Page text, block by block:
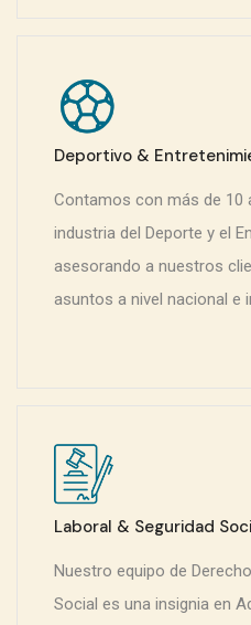
Deportivo &
Contamos con más de 10
industria del Deporte y el
asesorando a nuestros
asuntos a nivel nacional e
Laboral & Seguridad
Nuestro equipo de
Social es una insignia en